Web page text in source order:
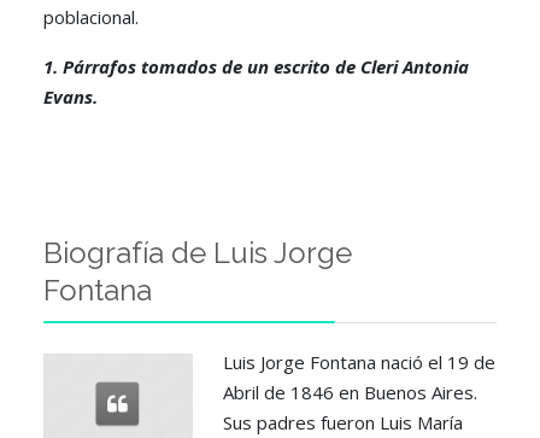
poblacional.
1. Párrafos tomados de un escrito de Cleri Antonia
Evans.
Biografía de Luis Jorge
Fontana
Luis Jorge Fontana nació el 19 de
Abril de 1846 en Buenos Aires.
Sus padres fueron Luis María